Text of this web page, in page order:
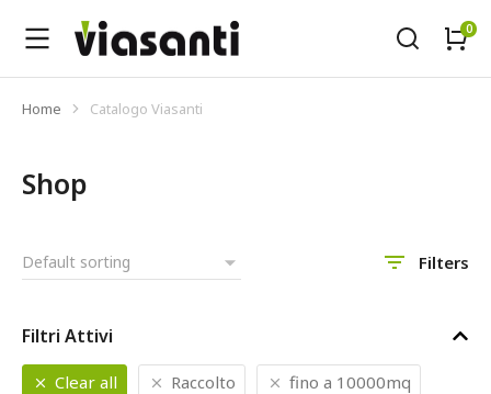
Tu sei qui:
Home Catalogo Viasanti
Shop
Filters
Filtri Attivi
Clear all Raccolto fino a 10000mq